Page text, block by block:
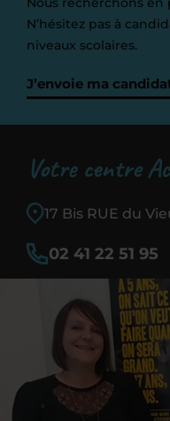
N’hésitez pas à
niveaux scolaires.
J’envoie ma
Votre centre
17 Bis RUE du
02 41 22 51 95